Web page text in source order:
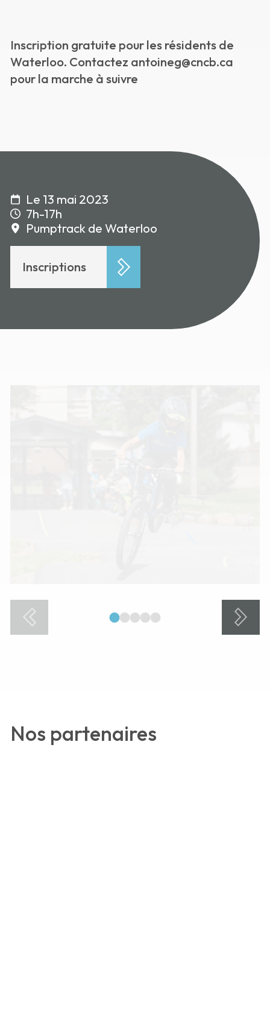
Inscription gratuite pour les résidents de
Waterloo. Contactez antoineg@cncb.ca
pour la marche à suivre
Le 13 mai 2023
7h-17h
Pumptrack de Waterloo
Inscriptions
Nos partenaires